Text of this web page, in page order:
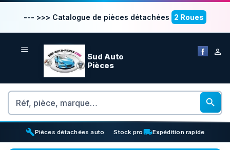
--- >>> Catalogue de pièces détachées 2 Roues
 
Sud Auto
Pièces
Rechercher

buildPièces détachées auto inventory_2
Stock prolocal_shippingExpédition rapide